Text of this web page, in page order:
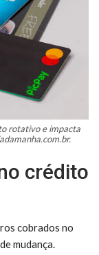
rotativo e impacta
crédito
cobrados no
mudança.